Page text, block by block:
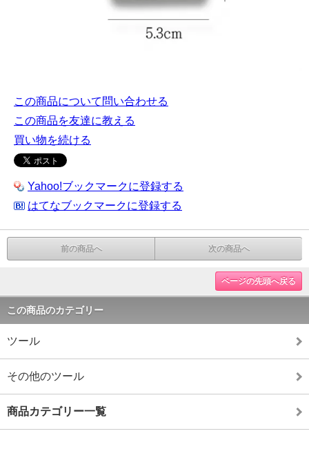
この商品について問い合わせる
この商品を友達に教える
買い物を続ける
Yahoo!ブックマークに登録する
はてなブックマークに登録する
前の商品へ 次の商品へ
ページの先頭へ戻る
この商品のカテゴリー
ツール
その他のツール
商品カテゴリー一覧